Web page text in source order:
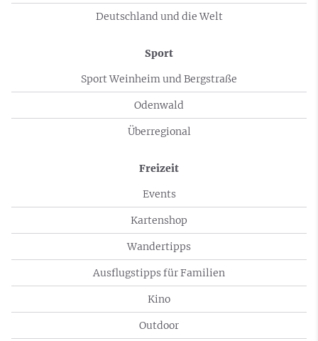
Deutschland und die Welt
Sport
Sport Weinheim und Bergstraße
Odenwald
Überregional
Freizeit
Events
Kartenshop
Wandertipps
Ausflugstipps für Familien
Kino
Outdoor